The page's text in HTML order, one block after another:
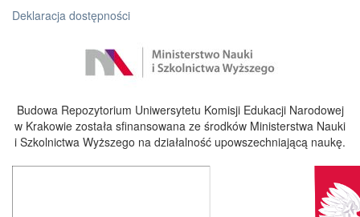
Deklaracja dostępności
Budowa Repozytorium Uniwersytetu Komisji Edukacji Narodowej
w Krakowie została sfinansowana ze środków Ministerstwa Nauki
i Szkolnictwa Wyższego na działalność upowszechniającą naukę.